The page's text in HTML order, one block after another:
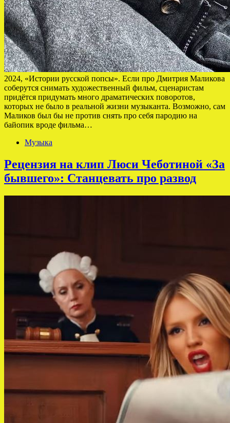
2024, «Истории русской попсы». Если про Дмитрия Маликова
соберутся снимать художественный фильм, сценаристам
придётся придумать много драматических поворотов,
которых не было в реальной жизни музыканта. Возможно, сам
Маликов был бы не против снять про себя пародию на
байопик вроде фильма…
Музыка
Рецензия на клип Люси Чеботиной «За
бывшего»: Станцевать про развод